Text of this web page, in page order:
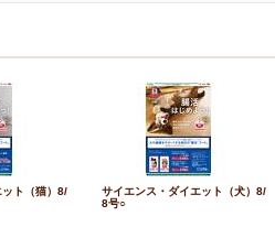
ト（猫）8/
サイエンス・ダイエット（犬）8/
8号○